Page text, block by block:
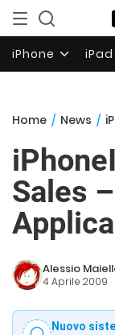
iPhone iPad
Home / News /
Sales
Alessio
4 Aprile 2009
Nuovo